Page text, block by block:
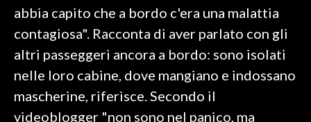
INSULARITÀ
INFO AZIENDE
ABBONATI
abbia capito che a bordo c'era una malattia
contagiosa". Racconta di aver parlato con gli
altri passeggeri ancora a bordo: sono isolati
nelle loro cabine, dove mangiano e indossano
mascherine, riferisce. Secondo il
videoblogger "non sono nel panico, ma